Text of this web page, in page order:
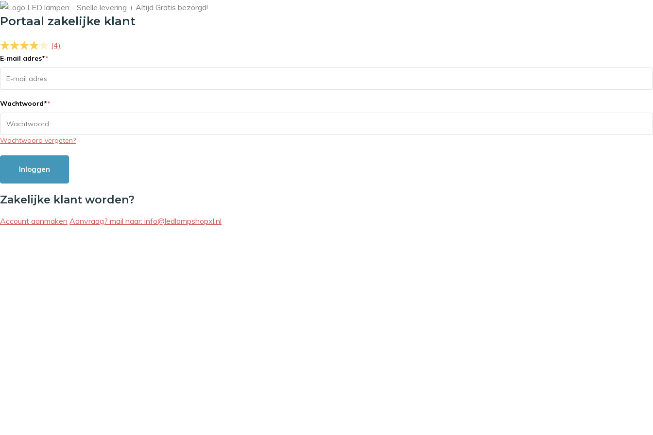
Portaal zakelijke klant
(4)
E-mail adres**
Wachtwoord**
Wachtwoord vergeten?
Inloggen
Zakelijke klant worden?
Account aanmaken Aanvraag? mail naar: info@ledlampshopxl.nl